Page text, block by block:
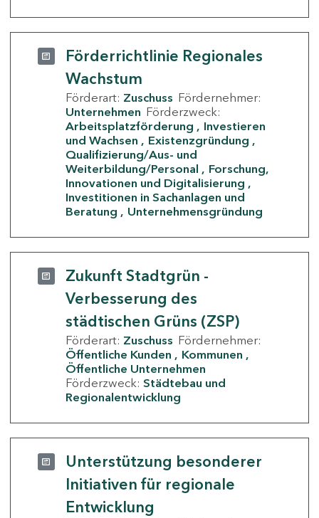
Förderrichtlinie Regionales
Wachstum
Förderart: Zuschuss Fördernehmer:
Unternehmen Förderzweck:
Arbeitsplatzförderung
Investieren
und Wachsen
Existenzgründung
Qualifizierung/Aus- und
Weiterbildung/Personal
Forschung,
Innovationen und Digitalisierung
Investitionen in Sachanlagen und
Beratung
Unternehmensgründung
Zukunft Stadtgrün -
Verbesserung des
städtischen Grüns (ZSP)
Förderart: Zuschuss Fördernehmer:
Öffentliche Kunden
Kommunen
Öffentliche Unternehmen
Förderzweck: Städtebau und
Regionalentwicklung
Unterstützung besonderer
Initiativen für regionale
Entwicklung